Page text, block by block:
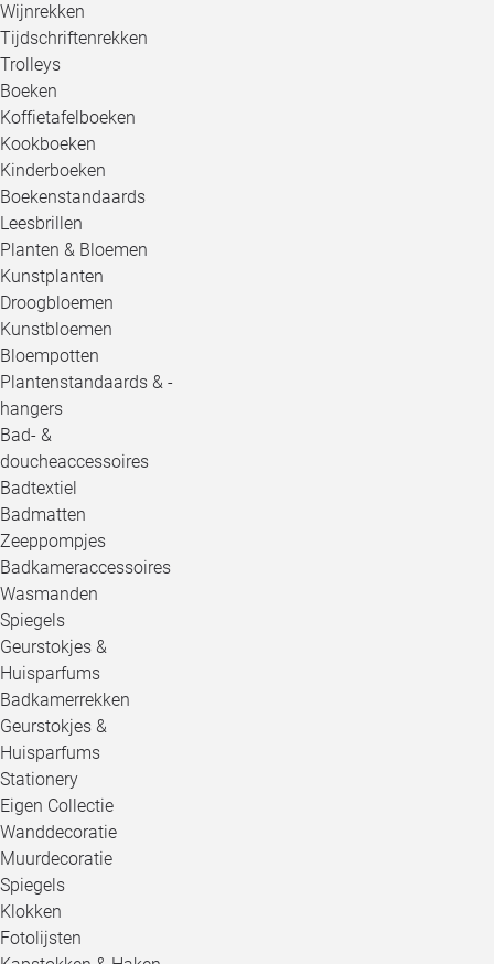
Wijnrekken
Tijdschriftenrekken
Trolleys
Boeken
Koffietafelboeken
Kookboeken
Kinderboeken
Boekenstandaards
Leesbrillen
Planten & Bloemen
Kunstplanten
Droogbloemen
Kunstbloemen
Bloempotten
Plantenstandaards & -
hangers
Bad- &
doucheaccessoires
Badtextiel
Badmatten
Zeeppompjes
Badkameraccessoires
Wasmanden
Spiegels
Geurstokjes &
Huisparfums
Badkamerrekken
Geurstokjes &
Huisparfums
Stationery
Eigen Collectie
Wanddecoratie
Muurdecoratie
Spiegels
Klokken
Fotolijsten